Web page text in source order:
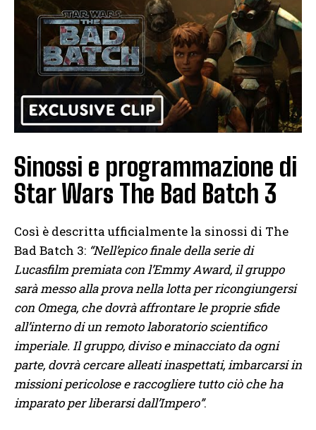
Sinossi e programmazione di
Star Wars The Bad Batch 3
Così è descritta ufficialmente la sinossi di The
Bad Batch 3: “Nell’epico finale della serie di
Lucasfilm premiata con l’Emmy Award, il gruppo
sarà messo alla prova nella lotta per ricongiungersi
con Omega, che dovrà affrontare le proprie sfide
all’interno di un remoto laboratorio scientifico
imperiale. Il gruppo, diviso e minacciato da ogni
parte, dovrà cercare alleati inaspettati, imbarcarsi in
missioni pericolose e raccogliere tutto ciò che ha
imparato per liberarsi dall’Impero”.